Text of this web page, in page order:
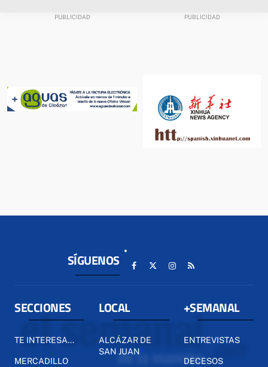
SÍGUENOS
SECCIONES
TE INTERESA...
MERCADILLO
LOCAL
ALCÁZAR DE
SAN JUAN
+SEMANAL
ENTREVISTAS
DECESOS